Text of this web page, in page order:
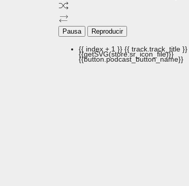
Pausa Reproducir
{{ index + 1 }} {{ track.track_title }}
{{getSVG(store.sr_icon_file)}}
{{button.podcast_button_name}}